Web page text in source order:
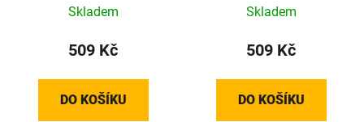
Skladem
509 Kč
DO KOŠÍKU
Skladem
509 Kč
DO KOŠÍKU